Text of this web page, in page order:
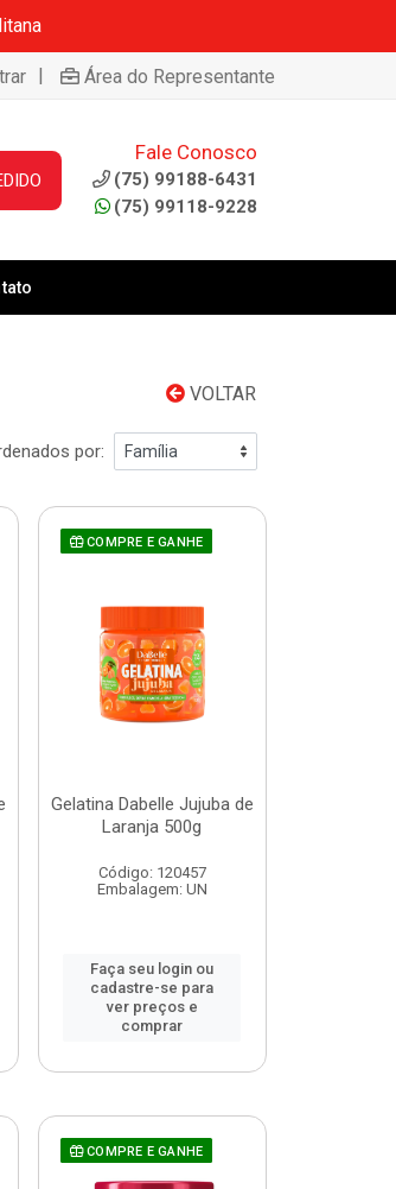
| Área do Representante
Fale Conosco
(75) 99188-6431
(75) 99118-9228
VOLTAR
por:
COMPRE E GANHE
Gelatina Dabelle Jujuba de
Laranja 500g
Código: 120457
Embalagem: UN
Faça seu login ou
cadastre-se para
ver preços e
comprar
COMPRE E GANHE